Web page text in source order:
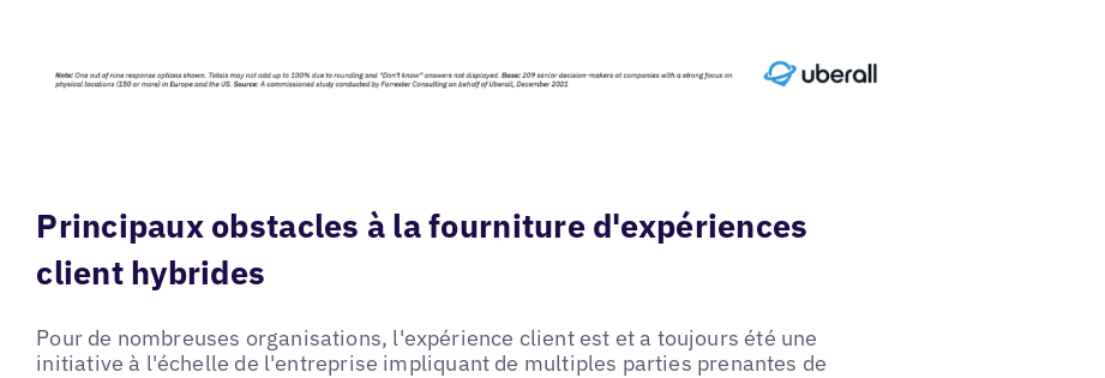
Principaux obstacles à la fourniture d'expériences
client hybrides
Pour de nombreuses organisations, l'expérience client est et a toujours été une
initiative à l'échelle de l'entreprise impliquant de multiples parties prenantes de